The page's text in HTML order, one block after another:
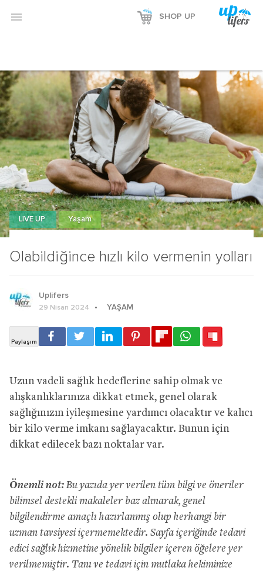
 SHOP UP
Olabildiğince hızlı kilo vermenin yolları
LIVE UP Yaşam
Uplifers
29 Nisan 2024 YAŞAM
Uzun vadeli sağlık hedeflerine sahip olmak ve
alışkanlıklarınıza dikkat etmek, genel olarak
sağlığınızın iyileşmesine yardımcı olacaktır ve kalıcı
bir kilo verme imkanı sağlayacaktır. Bunun için
dikkat edilecek bazı noktalar var.
Önemli not: Bu yazıda yer verilen tüm bilgi ve öneriler
bilimsel destekli makaleler baz alınarak, genel
bilgilendirme amaçlı hazırlanmış olup herhangi bir
uzman tavsiyesi içermemektedir. Sayfa içeriğinde tedavi
edici sağlık hizmetine yönelik bilgiler içeren öğelere yer
verilmemiştir. Tanı ve tedavi için mutlaka hekiminize